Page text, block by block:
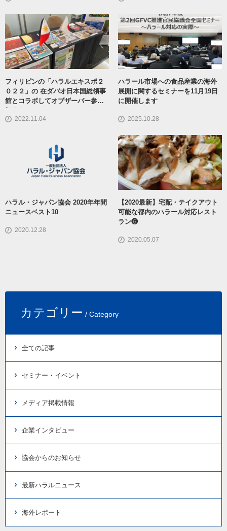
フィリピンの「ハラルエキスポ２
０２２」の 在ダバオ日本国総領事
館とコラボしてオブザーバー参
加！！
2022.11.04
ハラール市場への食品産業の海外
展開に関するセミナーを11月19日
に開催します
2025.10.28
ハラル・ジャパン協会 2020年年間
ニュースベスト10
2020.12.28
【2020最新】宅配・テイクアウト
可能な都内のハラール対応レスト
ラン❻
2020.05.07
カテゴリー / Category
全ての記事
セミナー・イベント
メディア掲載情報
企業インタビュー
協会からのお知らせ
最新ハラルニュース
海外レポート